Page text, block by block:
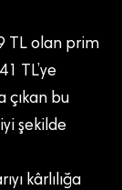
TL olan prim
TL’ye
çıkan bu
şekilde
kârlılığa